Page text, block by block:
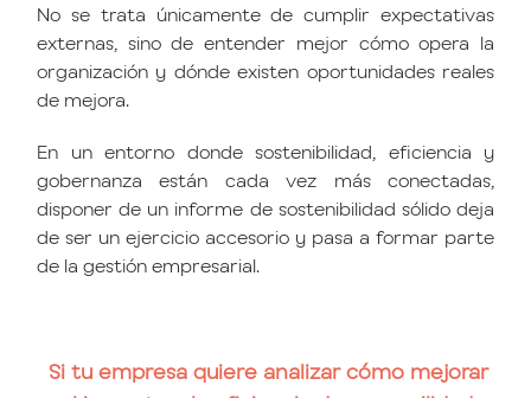
No se trata únicamente de cumplir expectativas
externas, sino de entender mejor cómo opera la
organización y dónde existen oportunidades reales
de mejora.
En un entorno donde sostenibilidad, eficiencia y
gobernanza están cada vez más conectadas,
disponer de un informe de sostenibilidad sólido deja
de ser un ejercicio accesorio y pasa a formar parte
de la gestión empresarial.
Si tu empresa quiere analizar cómo mejorar